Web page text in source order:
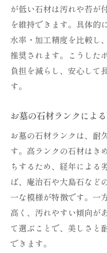
実際のお墓選
け方
長持ちするお墓を
お墓を長持ち
ツ
お墓の吸水率が
く解説
長持ちするお
方法
お墓選びで後
石の種類ごと
介
メンテナンスしやす
が低い石材は汚れや苔が
を維持できます。具体的
水率・加工精度を比較し
推奨されます。こうした
負担を減らし、安心して
す。
お墓の石材ランクによ
お墓の石材ランクは、耐
す。高ランクの石材はき
ちするため、経年による
ば、庵治石や大島石など
一な模様が特徴です。一
高く、汚れやすい傾向が
て選ぶことで、美しさと
できます。